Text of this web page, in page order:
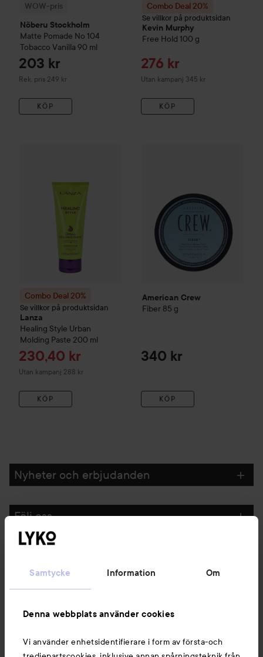
Samtycke Information Om
Denna webbplats använder cookies
Vi använder enhetsidentifierare i form av första-och
WOW-pris
Nõberu Stockholm
Matte Pomade No 104
Tobacco Vanilla 90 ml
203 kr
Rek. pris 249 kr
Rekommenderat pris 249 kr
KÖP
Combo Deal 20%
Se villkor på produktsidan
Kevin Murphy
Free Hold 100 g
Reapris
276 kr
Utan kampanj 345 kr
KÖP
Combo Deal 20%
Se villkor på produktsidan
Lanza
Healing Style Urban
Molding Paste 200 ml
Reapris
230,40 kr
Utan kampanj 288 kr
KÖP
American Crew
Fiber 85 g
340 kr
KÖP
Nyheter och erbjudanden
Följ oss
Du kanske också gillar